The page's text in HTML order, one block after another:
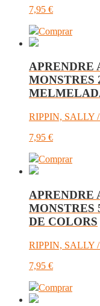
7,95 €
Comprar
APRENDRE
MONSTRES
RIPPIN, SALLY
7,95 €
Comprar
APRENDRE
MONSTRES
DE COLORS
RIPPIN, SALLY
7,95 €
Comprar